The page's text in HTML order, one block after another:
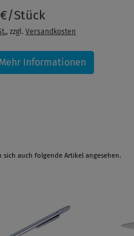
€/Stück
, zzgl.Versandkosten
Mehr Informationen
auch folgende Artikel angesehen.